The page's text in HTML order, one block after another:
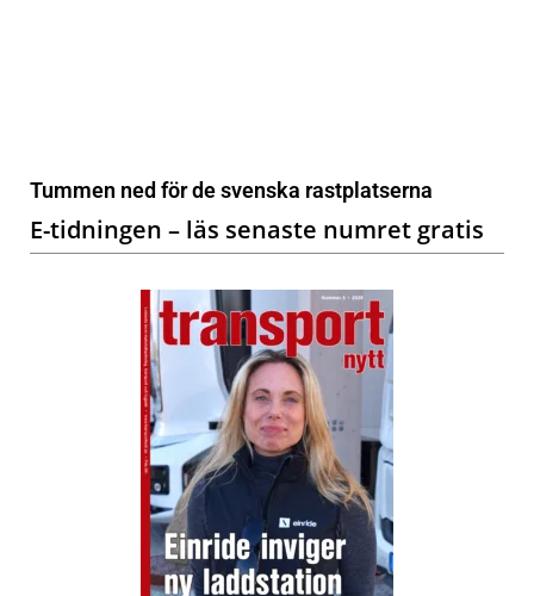
Tummen ned för de svenska rastplatserna
E-tidningen – läs senaste numret gratis